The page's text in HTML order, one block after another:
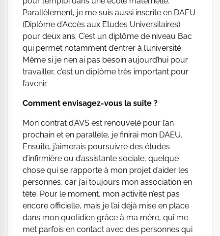
Parallèlement, je me suis aussi inscrite en DAEU
(Diplôme d’Accès aux Etudes Universitaires)
pour deux ans. C’est un diplôme de niveau Bac
qui permet notamment d’entrer à l’université.
Même si je n’en ai pas besoin aujourd’hui pour
travailler, c’est un diplôme très important pour
l’avenir.
Comment envisagez-vous la suite ?
Mon contrat d’AVS est renouvelé pour l’an
prochain et en parallèle, je finirai mon DAEU.
Ensuite, j’aimerais poursuivre des études
d’infirmière ou d’assistante sociale, quelque
chose qui se rapporte à mon projet d’aider les
personnes, car j’ai toujours mon association en
tête. Pour le moment, mon activité n’est pas
encore officielle, mais je l’ai déjà mise en place
dans mon quotidien grâce à ma mère, qui me
met parfois en contact avec des personnes qui